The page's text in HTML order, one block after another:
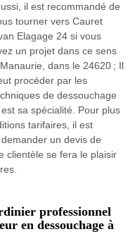
il est recommandé de
tourner vers Cauret
Elagage 24 si vous
un projet dans ce sens
dans le 24620 ; Il
procéder par les
de dessouchage
sa spécialité. Pour plus
tarifaires, il est
un devis de
clientèle se fera le plaisir
professionnel
en dessouchage à